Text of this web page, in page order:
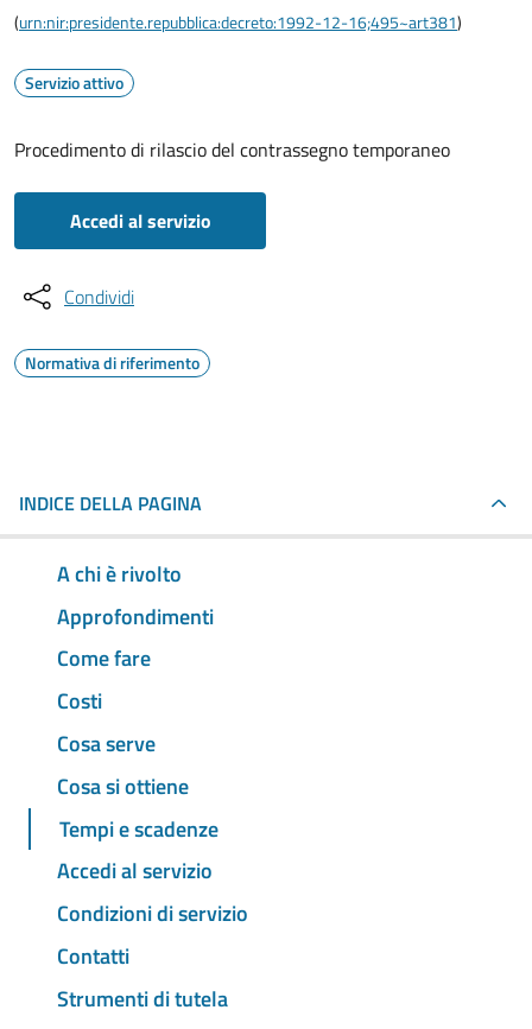
(urn:nir:presidente.repubblica:decreto:1992-12-16;495~art381)
Servizio attivo
Procedimento di rilascio del contrassegno temporaneo
Accedi al servizio
Condividi
Normativa di riferimento
INDICE DELLA PAGINA
A chi è rivolto
Approfondimenti
Come fare
Costi
Cosa serve
Cosa si ottiene
Tempi e scadenze
Accedi al servizio
Condizioni di servizio
Contatti
Strumenti di tutela